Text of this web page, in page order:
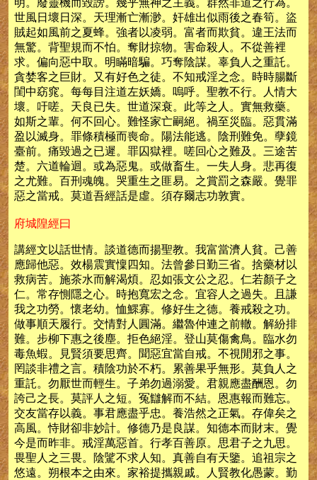
明。廢靈機而毀謗。幾乎無神之主義。群然非道之行為。
世風日壞日深。天理漸亡漸渺。奸雄出似雨後之春筍。盜
賊起如風前之夏蜂。強者以凌弱。富者而欺貧。違王法而
無驚。背聖規而不怕。奪財掠物。害命殺人。不從善裡
求。偏向惡中取。明瞞暗騙。巧奪陰謀。辜負人之重託。
貪婪客之巨財。又有好色之徒。不知戒淫之念。時時腸斷
閨中窈窕。每每目注道左妖嬌。嗚呼。聖教不行。人情大
壞。吁嗟。天良已失。世道深衰。此等之人。實無救藥。
如斯之輩。何不回心。難怪家亡嗣絕。禍至災臨。惡貫滿
盈以滅身。罪條積極而喪命。陽法能逃。陰刑難免。孽鏡
臺前。痛毀過之已遲。罪囚獄裡。嗟回心之難及。三途苦
楚。六道輪迴。或為惡鬼。或做畜生。一失人身。悲再復
之尤難。百刑魂魄。哭重生之匪易。之賞罰之森嚴。覺罪
惡之當戒。莫道吾經話是虛。須存爾志功敦實。
府城隍經曰
講經文以話世情。談道德而揚聖教。我富當濟人貧。己善
應歸他惡。效楊震實懍四知。法曾參日勤三省。捨藥材以
救病苦。施茶水而解渴煩。忍如張文公之忍。仁若顏子之
仁。常存惻隱之心。時抱寬宏之念。宜容人之過失。且謙
我之功勞。懷老幼。恤鰥寡。修好生之德。養戒殺之功。
做事順天履行。交情對人圓滿。繼魯仲連之前轍。解紛排
難。步柳下惠之後塵。拒色絕淫。登山莫傷禽鳥。臨水勿
毒魚蝦。見賢須要思齊。聞惡宜當自戒。不視閒邪之事。
罔談非禮之言。積陰功於不朽。累善果乎無形。莫負人之
重託。勿厭世而輕生。子弟勿過溺愛。君親應盡酬恩。勿
誇己之長。莫評人之短。冤讎解而不結。恩惠報而難忘。
交友當存以義。事君應盡乎忠。養浩然之正氣。存偉矣之
高風。恃財卻非妙計。修德乃是良謀。知德本而財末。覺
今是而昨非。戒淫萬惡首。行孝百善原。思君子之九思。
畏聖人之三畏。陰騭不求人知。真善自有天鑒。追祖宗之
悠遠。朔根本之由來。家裕提攜親戚。人賢教化愚蒙。勤